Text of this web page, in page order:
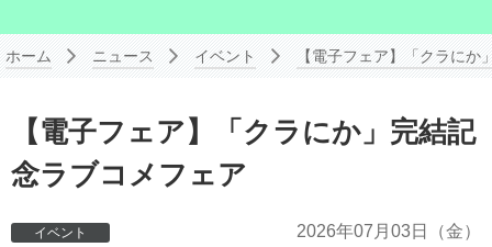
ホーム ニュース イベント 【電子フェア】「クラにか
【電子フェア】「クラにか」完結記
念ラブコメフェア
イベント 2026年07月03日 （金）